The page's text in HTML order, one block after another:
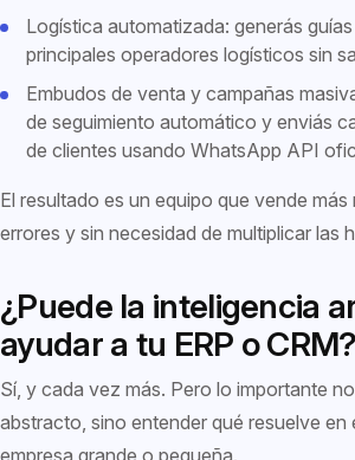
Logística automatizada: generás
principales operadores logísticos sin
Embudos de venta y campañas
de seguimiento automático y enviás
de clientes usando WhatsApp API
El resultado es un equipo que vende
errores y sin necesidad de multiplicar las
¿Puede la inteligencia
ayudar a tu ERP o CRM?
Sí, y cada vez más. Pero lo importante
abstracto, sino entender qué resuelve en
empresa grande o pequeña.